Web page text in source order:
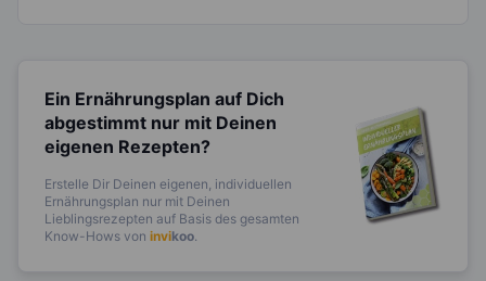
Ein Ernährungsplan auf Dich
abgestimmt nur mit Deinen
eigenen Rezepten?
Erstelle Dir Deinen eigenen, individuellen
Ernährungsplan nur mit Deinen
Lieblingsrezepten auf Basis des gesamten
Know-Hows von invikoo